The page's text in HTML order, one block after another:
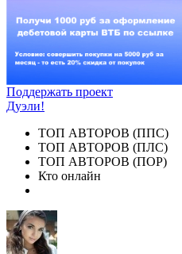
Поддержать проект
Дуэли!
ТОП АВТОРОВ (ППС)
ТОП АВТОРОВ (ПЛС)
ТОП АВТОРОВ (ПОР)
Кто онлайн